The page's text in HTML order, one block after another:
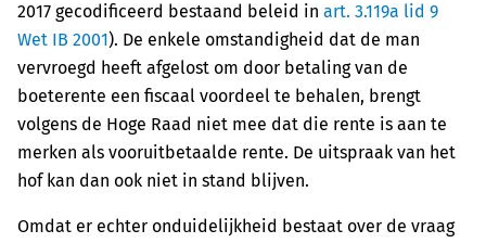
2017 gecodificeerd bestaand beleid in art. 3.119a lid 9
Wet IB 2001). De enkele omstandigheid dat de man
vervroegd heeft afgelost om door betaling van de
boeterente een fiscaal voordeel te behalen, brengt
volgens de Hoge Raad niet mee dat die rente is aan te
merken als vooruitbetaalde rente. De uitspraak van het
hof kan dan ook niet in stand blijven.
Omdat er echter onduidelijkheid bestaat over de vraag